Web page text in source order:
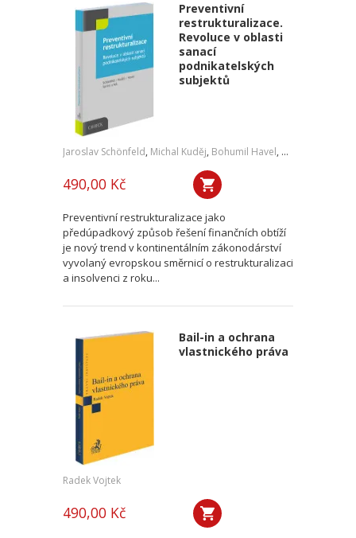
Preventivní
restrukturalizace.
Revoluce v oblasti
sanací
podnikatelských
subjektů
Jaroslav Schönfeld, Michal Kuděj, Bohumil Havel, Petr Sprinz
490,00 Kč
Preventivní restrukturalizace jako
předúpadkový způsob řešení finančních obtíží
je nový trend v kontinentálním zákonodárství
vyvolaný evropskou směrnicí o restrukturalizaci
a insolvenci z roku...
Bail-in a ochrana
vlastnického práva
Radek Vojtek
490,00 Kč